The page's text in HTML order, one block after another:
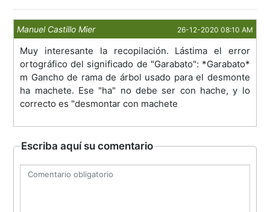
Manuel Castillo Mier 26-12-2020 08:10 AM
Muy interesante la recopilación. Lástima el error
ortográfico del significado de "Garabato": *Garabato*
m Gancho de rama de árbol usado para el desmonte
ha machete. Ese "ha" no debe ser con hache, y lo
correcto es "desmontar con machete
Escriba aquí su comentario